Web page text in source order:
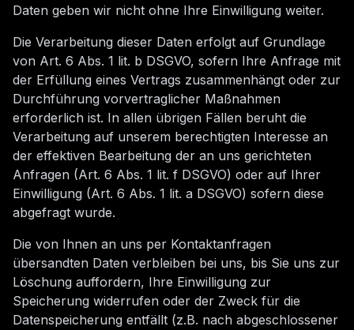
Daten geben wir nicht ohne Ihre Einwilligung weiter.
Die Verarbeitung dieser Daten erfolgt auf Grundlage
von Art. 6 Abs. 1 lit. b DSGVO, sofern Ihre Anfrage mit
der Erfüllung eines Vertrags zusammenhängt oder zur
Durchführung vorvertraglicher Maßnahmen
erforderlich ist. In allen übrigen Fällen beruht die
Verarbeitung auf unserem berechtigten Interesse an
der effektiven Bearbeitung der an uns gerichteten
Anfragen (Art. 6 Abs. 1 lit. f DSGVO) oder auf Ihrer
Einwilligung (Art. 6 Abs. 1 lit. a DSGVO) sofern diese
abgefragt wurde.
Die von Ihnen an uns per Kontaktanfragen
übersandten Daten verbleiben bei uns, bis Sie uns zur
Löschung auffordern, Ihre Einwilligung zur
Speicherung widerrufen oder der Zweck für die
Datenspeicherung entfällt (z.B. nach abgeschlossener